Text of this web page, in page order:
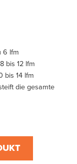
6 lfm
bis 12 lfm
bis 14 lfm
die gesamte